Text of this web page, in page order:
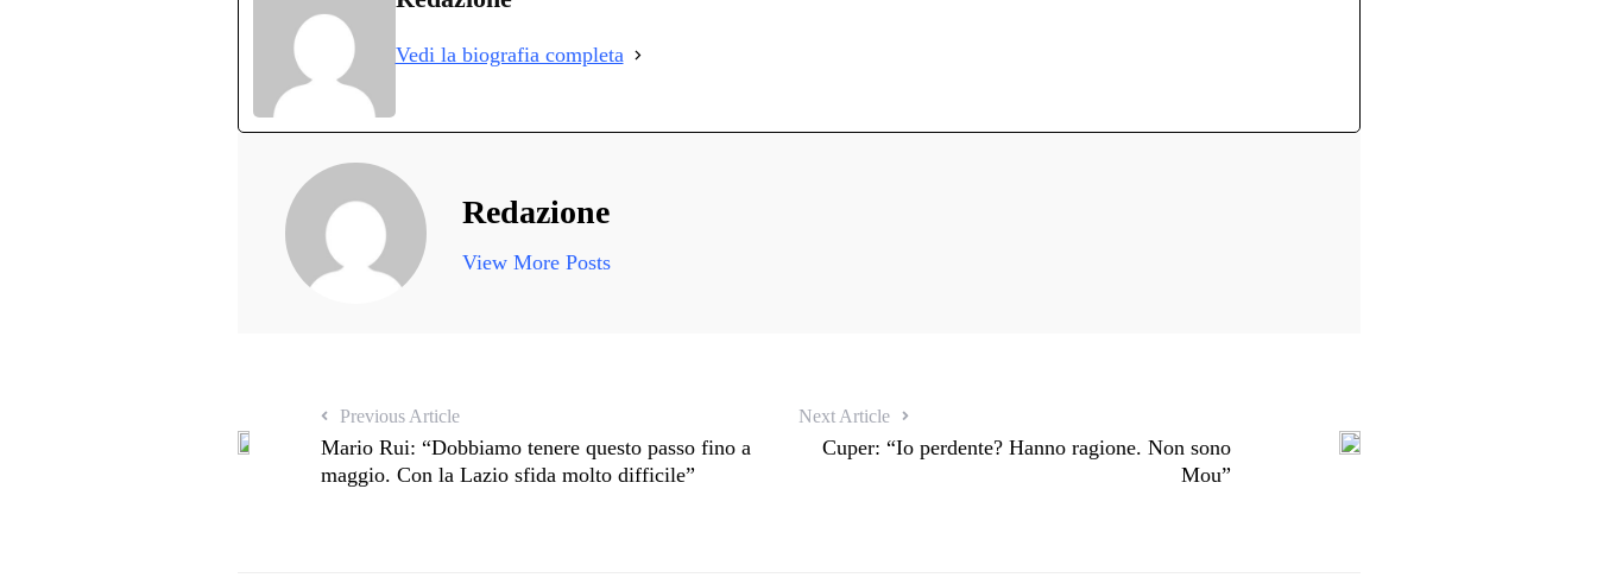
ok r
pp m
di
Vedi la biografia completa
Redazione
View More Posts
Previous Article
Mario Rui: “Dobbiamo tenere questo passo fino a
maggio. Con la Lazio sfida molto difficile”
Next Article
Cuper: “Io perdente? Hanno ragione. Non sono
Mou”